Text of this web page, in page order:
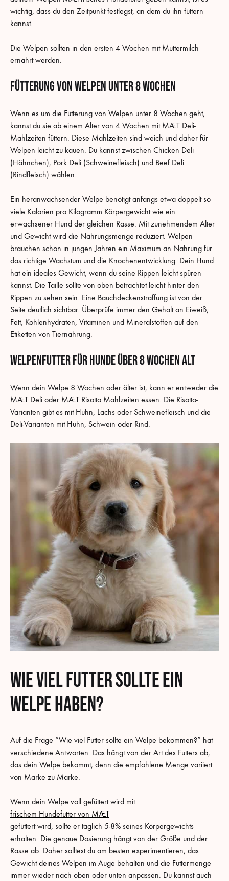
wichtig, dass du den Zeitpunkt festlegst, an dem du ihn füttern
kannst.
Die Welpen sollten in den ersten 4 Wochen mit Muttermilch
ernährt werden.
Fütterung von Welpen unter 8 Wochen
Wenn es um die Fütterung von Welpen unter 8 Wochen geht,
kannst du sie ab einem Alter von 4 Wochen mit MÆT Deli-
Mahlzeiten füttern. Diese Mahlzeiten sind weich und daher für
Welpen leicht zu kauen. Du kannst zwischen Chicken Deli
(Hähnchen), Pork Deli (Schweinefleisch) und Beef Deli
(Rindfleisch) wählen.
Ein heranwachsender Welpe benötigt anfangs etwa doppelt so
viele Kalorien pro Kilogramm Körpergewicht wie ein
erwachsener Hund der gleichen Rasse. Mit zunehmendem Alter
und Gewicht wird die Nahrungsmenge reduziert. Welpen
brauchen schon in jungen Jahren ein Maximum an Nahrung für
das richtige Wachstum und die Knochenentwicklung. Dein Hund
hat ein ideales Gewicht, wenn du seine Rippen leicht spüren
kannst. Die Taille sollte von oben betrachtet leicht hinter den
Rippen zu sehen sein. Eine Bauchdeckenstraffung ist von der
Seite deutlich sichtbar. Überprüfe immer den Gehalt an Eiweiß,
Fett, Kohlenhydraten, Vitaminen und Mineralstoffen auf den
Etiketten von Tiernahrung.
Welpenfutter für Hunde über 8 Wochen alt
Wenn dein Welpe 8 Wochen oder älter ist, kann er entweder die
MÆT Deli oder MÆT Risotto Mahlzeiten essen. Die Risotto-
Varianten gibt es mit Huhn, Lachs oder Schweinefleisch und die
Deli-Varianten mit Huhn, Schwein oder Rind.
Wie viel Futter sollte ein
Welpe haben?
Auf die Frage “Wie viel Futter sollte ein Welpe bekommen?” hat
verschiedene Antworten. Das hängt von der Art des Futters ab,
das dein Welpe bekommt, denn die empfohlene Menge variiert
von Marke zu Marke.
Wenn dein Welpe voll gefüttert wird mit
frischem Hundefutter von MÆT
gefüttert wird, sollte er täglich 5-8% seines Körpergewichts
erhalten. Die genaue Dosierung hängt von der Größe und der
Rasse ab. Daher solltest du am besten experimentieren, das
Gewicht deines Welpen im Auge behalten und die Futtermenge
immer wieder nach oben oder unten anpassen. Du kannst auch